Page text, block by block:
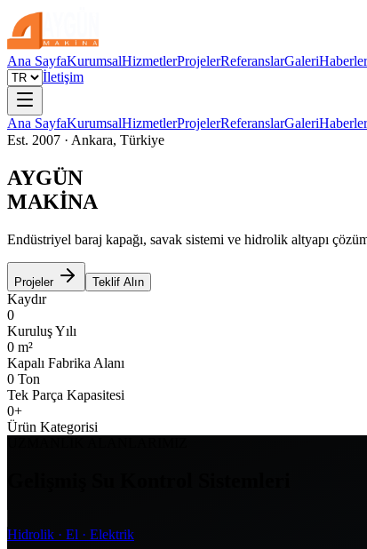
Ana SayfaKurumsalHizmetlerProjelerReferanslarGaleriHaberler
İletişim
Ana SayfaKurumsalHizmetlerProjelerReferanslarGaleriHaberler
Est. 2007 · Ankara, Türkiye
AYGÜN
MAKİNA
Endüstriyel baraj kapağı, savak sistemi ve hidrolik altyapı
Projeler Teklif Alın
Kaydır
0
Kuruluş Yılı
0 m²
Kapalı Fabrika Alanı
0 Ton
Tek Parça Kapasitesi
0+
Ürün Kategorisi
Hidrolik · El · Elektrik